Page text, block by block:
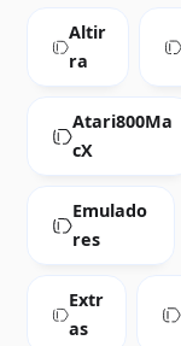
Altir
ra
Atari800Ma
cX
Emulado
res
Extr
as